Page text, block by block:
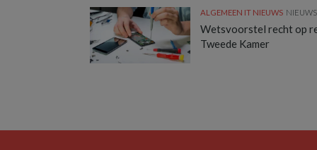
ALGEMEEN IT NIEUWS NIEUWS
Wetsvoorstel recht op
Tweede Kamer